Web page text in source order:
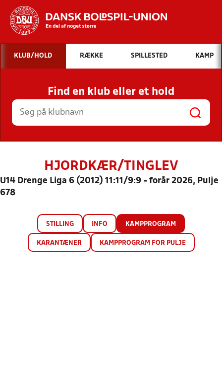
Hvad vil du søge efter?
INDHOLD OG NYHEDER
STILLINGER, RESULTATER, KLUBBER OG
HOLD
KLUB/HOLD RÆKKE SPILLESTED KAMP
Find en klub eller et hold
HJORDKÆR/TINGLEV
U14 Drenge Liga 6 (2012) 11:11/9:9 - forår 2026, Pulje
678
STILLING INFO KAMPPROGRAM
KARANTÆNER KAMPPROGRAM FOR PULJE